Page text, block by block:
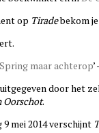
op Tiradebekom je
Spring maar achterop
door het
Oorschot.
9 mei 2014 verschijnt